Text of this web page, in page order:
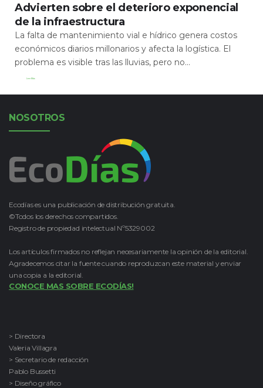
Advierten sobre el deterioro exponencial
de la infraestructura
La falta de mantenimiento vial e hídrico genera costos
económicos diarios millonarios y afecta la logística. El
problema es visible tras las lluvias, pero no...
Leer Más
NOSOTROS
Ecodías es una publicación de distribución gratuita.
©Todos los derechos compartidos.
Registro de propiedad intelectual Nº5329002
Los artículos firmados no reflejan necesariamente la opinión de la editorial.
Agradecemos citar la fuente cuando reproduzcan este material y enviar
una copia a la editorial.
CONOCE MAS SOBRE ECODÍAS!
> Directora
Valeria Villagra
> Secretario de redacción
Pablo Bussetti
> Diseño gráfico